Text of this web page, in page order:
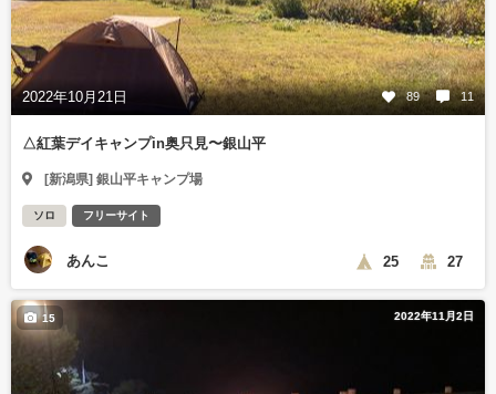
2022年10月21日 89 11
△紅葉デイキャンプin奥只見〜銀山平
[新潟県] 銀山平キャンプ場
ソロ フリーサイト
あんこ 25 27
2022年11月2日
15